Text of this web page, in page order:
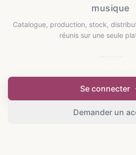
musique
Catalogue, production, stock,
réunis sur une seule
Se connecter
Demander un